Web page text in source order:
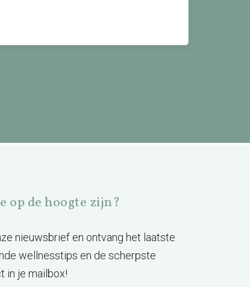
op de hoogte zijn?
nieuwsbrief en ontvang het laatste
wellnesstips en de scherpste
in je mailbox!